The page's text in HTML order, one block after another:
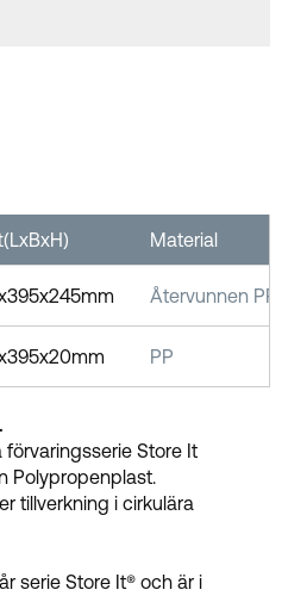
Material
Återvunnen PP
PP
Store It
Polypropenplast.
tillverkning i cirkulära
serie Store It® och är i